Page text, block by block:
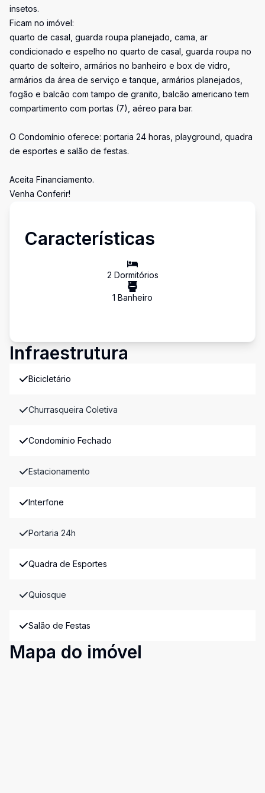
insetos.
Ficam no imóvel:
quarto de casal, guarda roupa planejado, cama, ar
condicionado e espelho no quarto de casal, guarda roupa no
quarto de solteiro, armários no banheiro e box de vidro,
armários da área de serviço e tanque, armários planejados,
fogão e balcão com tampo de granito, balcão americano tem
compartimento com portas (7), aéreo para bar.
O Condomínio oferece: portaria 24 horas, playground, quadra
de esportes e salão de festas.
Aceita Financiamento.
Venha Conferir!
Características
2 Dormitórios
1 Banheiro
Infraestrutura
Bicicletário
Churrasqueira Coletiva
Condomínio Fechado
Estacionamento
Interfone
Portaria 24h
Quadra de Esportes
Quiosque
Salão de Festas
Mapa do imóvel